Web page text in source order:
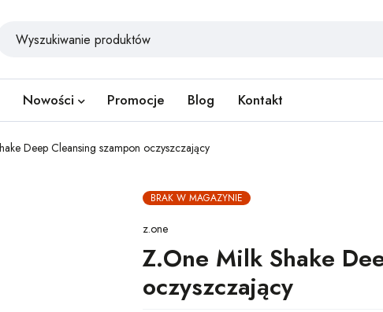
Nowości Promocje Blog Kontakt
Deep Cleansing szampon oczyszczający
BRAK W MAGAZYNIE
z.one
Z.One Milk Shake
oczyszczający